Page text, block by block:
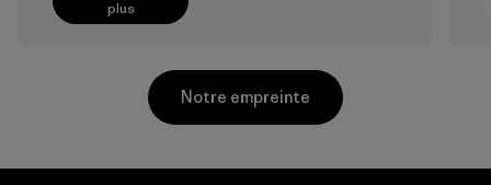
plus
Notre empreinte